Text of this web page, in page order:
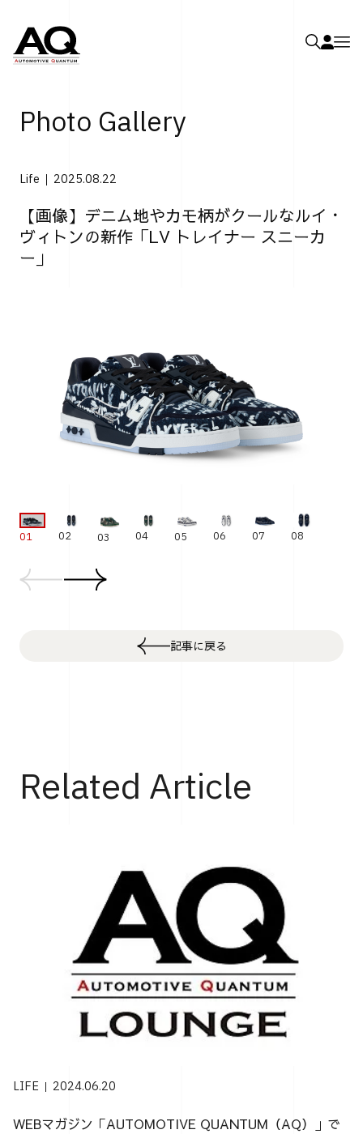
Photo Gallery
Life 2025.08.22
【画像】デニム地やカモ柄がクールなルイ・
ヴィトンの新作「LV トレイナー スニーカ
ー」
01 02 03 04 05 06 07 08
記事に戻る
Related Article
LIFE 2024.06.20
WEBマガジン「AUTOMOTIVE QUANTUM（AQ）」で